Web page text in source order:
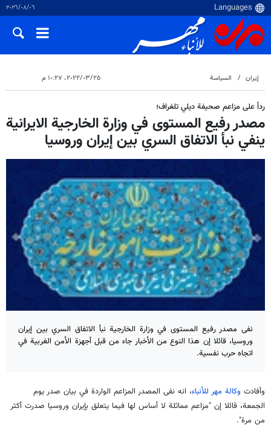
٠٦‏/٠٨‏/٢٠٢٦
إيران السياسة ٢٥‏/٠٣‏/٢٠٢٢، ١٠:٢٧ م
رداً على مزاعم صحيفة ديلي تلغراف؛
مصدر رفيع المستوى في وزارة الخارجية الايرانية
ينفي نبأ الاتفاق السري بين إيران وروسيا
نفى مصدر رفيع المستوى في وزارة الخارجية نبأ الاتفاق السري بين إيران
وروسيا، قائلا إن هذا النوع من الأخبار جاء من قبل أجهزة الأمن الغربية في
اتجاه حرب نفسية.
وأفادت وكالة مهر للأنباء، انه نفى المصدر المزاعم الواردة في بيان صدر يوم
الجمعة، قائلا إن "مزاعم مماثلة لا أساس لها فيما يتعلق بإيران وروسيا صدرت أكثر
من مرة".